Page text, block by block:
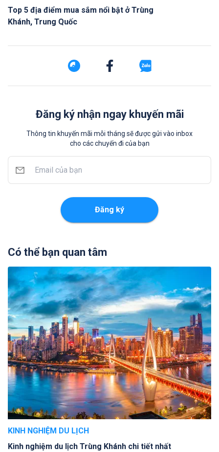
Top 5 địa điểm mua sắm nổi bật ở Trùng
Khánh, Trung Quốc
Đăng ký nhận ngay khuyến mãi
Thông tin khuyến mãi mỗi tháng sẽ được gửi vào inbox
cho các chuyến đi của bạn
Đăng ký
Có thể bạn quan tâm
KINH NGHIỆM DU LỊCH
Kinh nghiệm du lịch Trùng Khánh chi tiết nhất